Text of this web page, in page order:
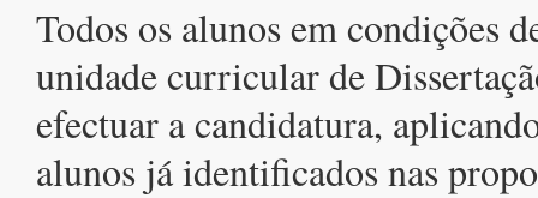
Todos os alunos em condições
unidade curricular de
efectuar a candidatura,
alunos já identificados nas